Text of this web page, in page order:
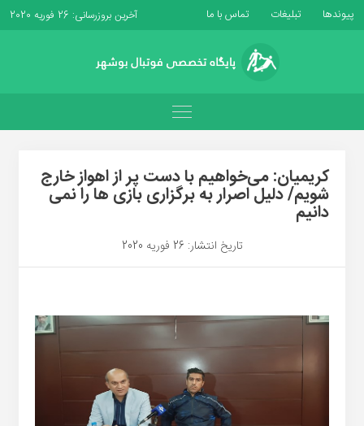
پیوندها تبلیغات تماس با ما آخرین بروزرسانی: 26 فوریه 2020
کریمیان: می‌خواهیم با دست پر از اهواز خارج
شویم/ دلیل اصرار به برگزاری بازی ها را نمی
دانیم
تاریخ انتشار: 26 فوریه 2020